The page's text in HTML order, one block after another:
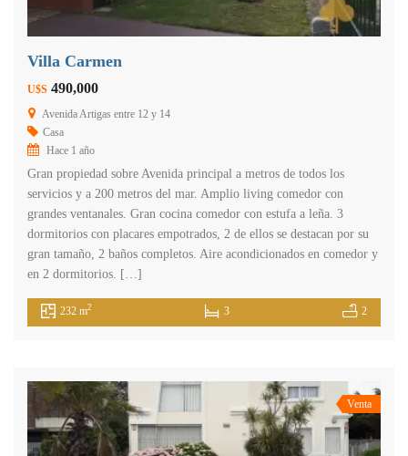
Villa Carmen
U$S 490,000
Avenida Artigas entre 12 y 14
Casa
Hace 1 año
Gran propiedad sobre Avenida principal a metros de todos los
servicios y a 200 metros del mar. Amplio living comedor con
grandes ventanales. Gran cocina comedor con estufa a leña. 3
dormitorios con placares empotrados, 2 de ellos se destacan por su
gran tamaño, 2 baños completos. Aire acondicionados en comedor y
en 2 dormitorios. […]
232 m2 3 2
Venta